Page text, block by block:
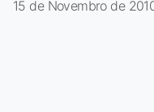
15 de Novembro de